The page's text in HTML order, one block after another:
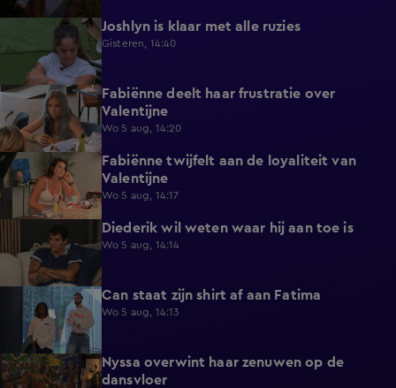
Joshlyn is klaar met alle ruzies
Gisteren, 14:40
0:29
Fabiënne deelt haar frustratie over
Valentijne
Wo 5 aug, 14:20
0:58
Fabiënne twijfelt aan de loyaliteit van
Valentijne
Wo 5 aug, 14:17
Diederik wil weten waar hij aan toe is
Wo 5 aug, 14:14
Can staat zijn shirt af aan Fatima
Wo 5 aug, 14:13
0:35
Nyssa overwint haar zenuwen op de
dansvloer